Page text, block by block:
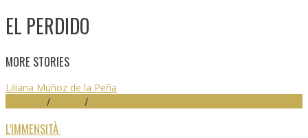
EL PERDIDO
MORE STORIES
Liliana Muñoz de la Peña
/ /
L’IMMENSITÀ